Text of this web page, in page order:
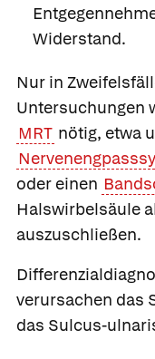
Widerstand.
Nur in
Untersuchungen
MRT nötig, etwa
oder einen
Halswirbelsäule
auszuschließen.
verursachen das
das Sulcus-